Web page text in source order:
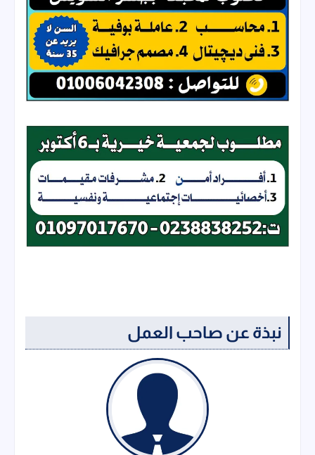
نبذة عن صاحب العمل